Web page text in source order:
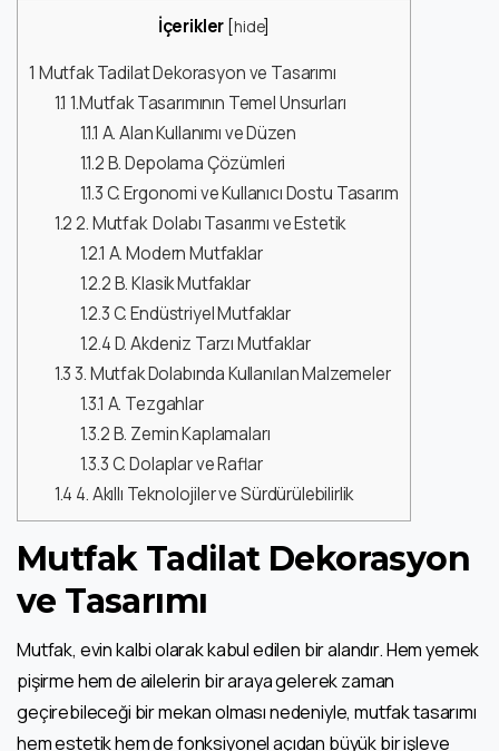
İçerikler [hide]
1 Mutfak Tadilat Dekorasyon ve Tasarımı
1.1 1.Mutfak Tasarımının Temel Unsurları
1.1.1 A. Alan Kullanımı ve Düzen
1.1.2B. Depolama Çözümleri
1.1.3C. Ergonomi ve Kullanıcı Dostu Tasarım
1.22. Mutfak Dolabı Tasarımı ve Estetik
1.2.1 A. Modern Mutfaklar
1.2.2B. Klasik Mutfaklar
1.2.3C. Endüstriyel Mutfaklar
1.2.4D. Akdeniz Tarzı Mutfaklar
1.33. Mutfak Dolabında Kullanılan Malzemeler
1.3.1 A. Tezgahlar
1.3.2B. Zemin Kaplamaları
1.3.3C. Dolaplar ve Raflar
1.4 4. Akıllı Teknolojiler ve Sürdürülebilirlik
Mutfak Tadilat Dekorasyon
ve Tasarımı
Mutfak, evin kalbi olarak kabul edilen bir alandır. Hem yemek
pişirme hem de ailelerin bir araya gelerek zaman
geçirebileceği bir mekan olması nedeniyle, mutfak tasarımı
hem estetik hem de fonksiyonel açıdan büyük bir işleve